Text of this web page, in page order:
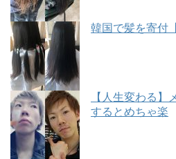
韓国で髪を寄付
【人生変わる】
するとめちゃ楽